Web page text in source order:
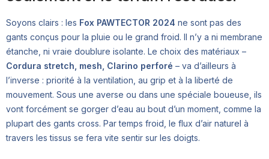
Soyons clairs : les Fox PAWTECTOR 2024 ne sont pas des
gants conçus pour la pluie ou le grand froid. Il n’y a ni membrane
étanche, ni vraie doublure isolante. Le choix des matériaux –
Cordura stretch, mesh, Clarino perforé – va d’ailleurs à
l’inverse : priorité à la ventilation, au grip et à la liberté de
mouvement. Sous une averse ou dans une spéciale boueuse, ils
vont forcément se gorger d’eau au bout d’un moment, comme la
plupart des gants cross. Par temps froid, le flux d’air naturel à
travers les tissus se fera vite sentir sur les doigts.